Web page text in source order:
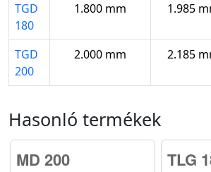
TGD
180
1.800 mm 1.985
TGD
200
2.000 mm 2.185
Hasonló termékek
MD 200 TLG